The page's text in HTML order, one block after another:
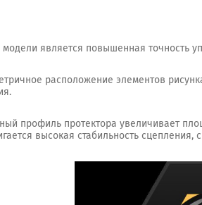
является повышенная точность
расположение элементов
профиль протектора увеличивает
высокая стабильность